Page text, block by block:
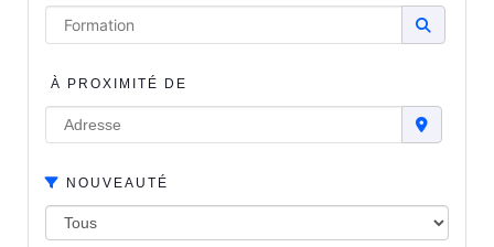
À PROXIMITÉ DE
NOUVEAUTÉ